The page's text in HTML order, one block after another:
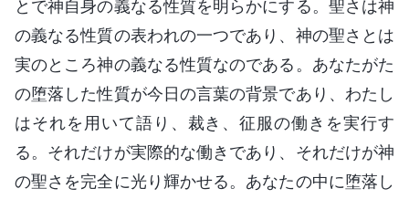
とで神自身の義なる性質を明らかにする。聖さは神
の義なる性質の表われの一つであり、神の聖さとは
実のところ神の義なる性質なのである。あなたがた
の堕落した性質が今日の言葉の背景であり、わたし
はそれを用いて語り、裁き、征服の働きを実行す
る。それだけが実際的な働きであり、それだけが神
の聖さを完全に光り輝かせる。あなたの中に堕落し